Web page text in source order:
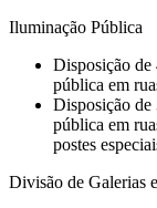
Iluminação Pública
Disposição de
pública em
Disposição de
pública em
postes
Divisão de Galerias